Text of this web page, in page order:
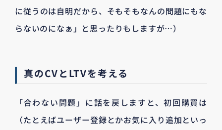
に従うのは自明だから、そもそもなんの問題にもな
らないのになぁ」と思ったりもしますが…）
真のCVとLTVを考える
「合わない問題」に話を戻しますと、初回購買は
（たとえばユーザー登録とかお気に入り追加といっ